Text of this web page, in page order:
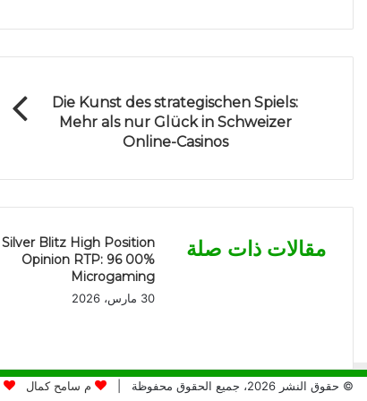
Die Kunst des strategischen Spiels:
Mehr als nur Glück in Schweizer
Online-Casinos
مقالات ذات صلة
Silver Blitz High Position
Opinion RTP: 96 00%
Microgaming
30 مارس، 2026
© حقوق النشر 2026، جميع الحقوق محفوظة | م سامح كمال